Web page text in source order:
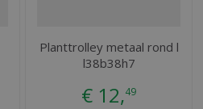
Planttrolley metaal rond l
l38b38h7
€ 12,49